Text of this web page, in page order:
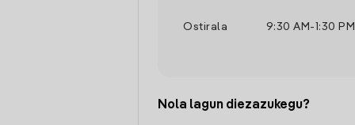
Ostirala
9:30 AM - 1:30 PM
Nola lagun diezazukegu?